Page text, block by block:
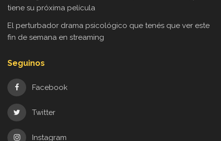
tiene su próxima película
El perturbador drama psicológico que tenés que ver este
fin de semana en streaming
Seguinos
Facebook
Twitter
Instagram